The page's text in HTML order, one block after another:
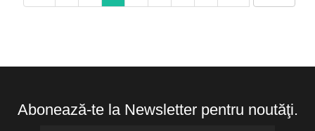
Abonează-te la Newsletter pentru noutăţi.